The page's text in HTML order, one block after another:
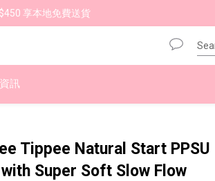
享本地免費送貨
訊
Tippee Natural Start PPSU
Super Soft Slow Flow